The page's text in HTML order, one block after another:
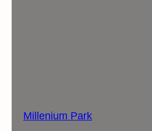
Millenium Park